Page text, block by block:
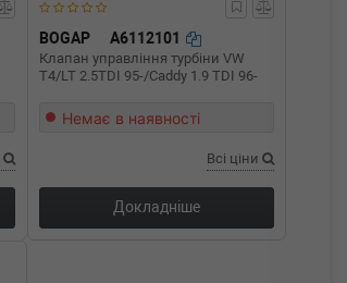
BOGAP A6112101
Клапан управління турбіни VW
T4/LT 2.5TDI 95-/Caddy 1.9 TDI 96-
Немає в наявності
Всі ціни
Докладніше